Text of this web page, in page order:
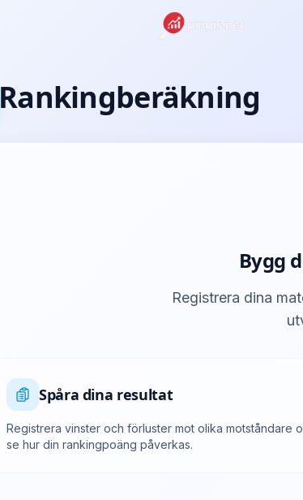
Rankingberäkning
Bygg
Registrera dina
Spåra dina resultat
Registrera vinster och förluster mot olika motståndare
se hur din rankingpoäng påverkas.